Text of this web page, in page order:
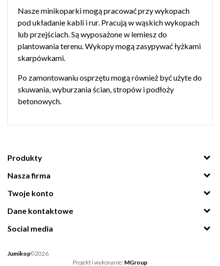
Nasze minikoparki mogą pracować przy wykopach
pod układanie kabli i rur. Pracują w wąskich wykopach
lub przejściach. Są wyposażone w lemiesz do
plantowania terenu. Wykopy mogą zasypywać łyżkami
skarpówkami.
Po zamontowaniu osprzętu mogą również być użyte do
skuwania, wyburzania ścian, stropów i podłoży
betonowych.
Produkty
Nasza firma
Twoje konto
Dane kontaktowe
Social media
Jumikop©2026
Projekt i wykonanie: MGroup